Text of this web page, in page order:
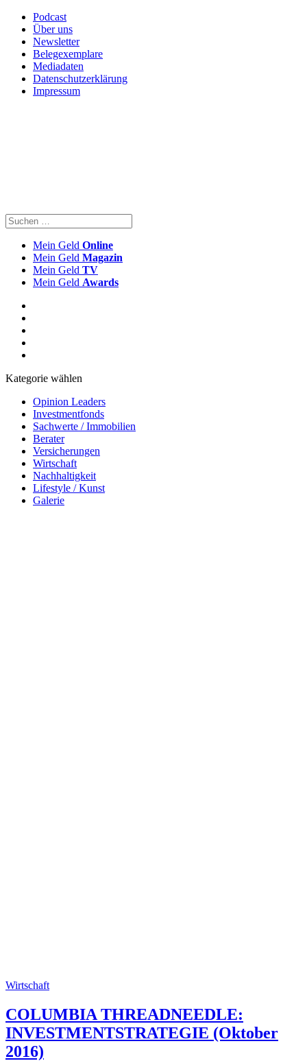
Podcast
Über uns
Newsletter
Belegexemplare
Mediadaten
Datenschutzerklärung
Impressum
Mein Geld Online
Mein Geld Magazin
Mein Geld TV
Mein Geld Awards
Kategorie wählen
Opinion Leaders
Investmentfonds
Sachwerte / Immobilien
Berater
Versicherungen
Wirtschaft
Nachhaltigkeit
Lifestyle / Kunst
Galerie
Wirtschaft
COLUMBIA THREADNEEDLE:
INVESTMENTSTRATEGIE (Oktober
2016)